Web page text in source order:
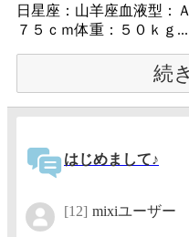
日星座：山羊座血液型：
７５ｃｍ体重：５０ｋｇ...
続
はじめまして♪
[12] mixiユーザー